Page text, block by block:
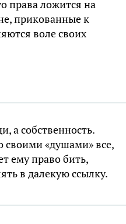
права ложится на
прикованные к
воле своих
а собственность.
своими «душами» все,
ему право бить,
в далекую ссылку.